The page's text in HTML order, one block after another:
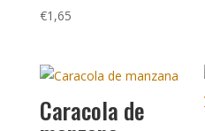
€1,65
Caracola de